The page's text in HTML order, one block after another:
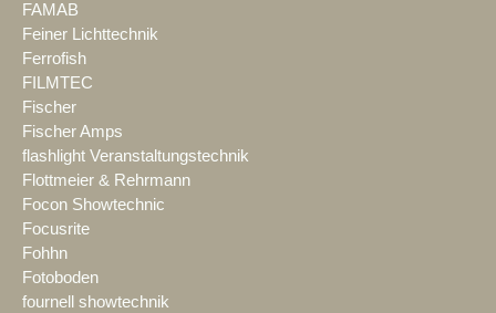
FAMAB
Feiner Lichttechnik
Ferrofish
FILMTEC
Fischer
Fischer Amps
flashlight Veranstaltungstechnik
Flottmeier & Rehrmann
Focon Showtechnic
Focusrite
Fohhn
Fotoboden
fournell showtechnik